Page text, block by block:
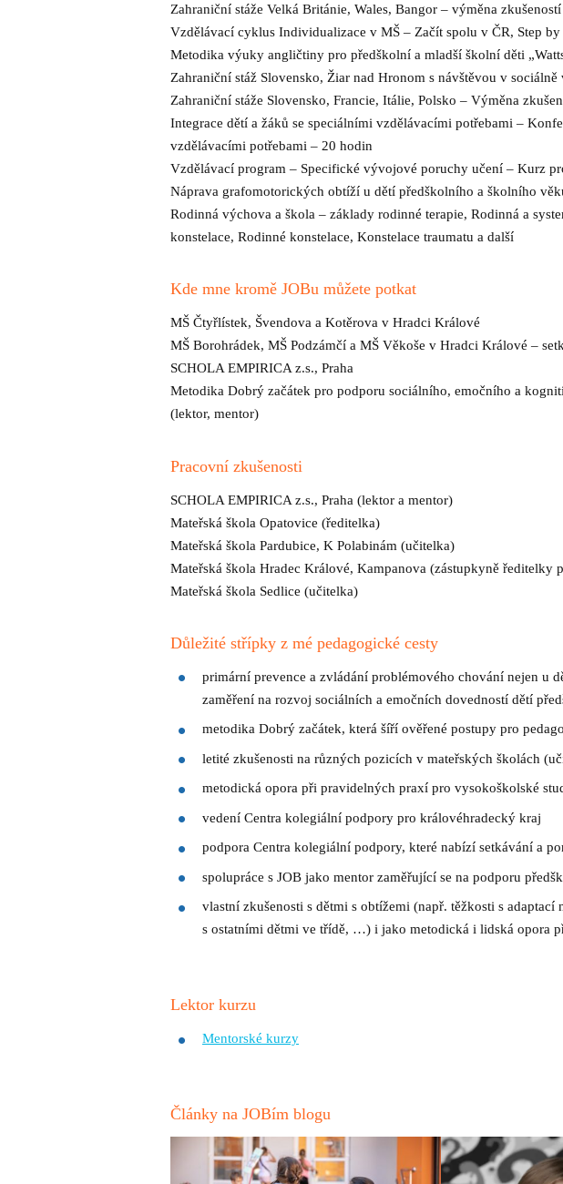
Zahraniční stáže Velká Británie, Wales, Bangor – výměna
Vzdělávací cyklus Individualizace v MŠ – Začít spolu v ČR, Step by
Metodika výuky angličtiny pro předškolní a mladší školní děti
Zahraniční stáž Slovensko, Žiar nad Hronom s návštěvou v
Zahraniční stáže Slovensko, Francie, Itálie, Polsko – Výměna
Integrace dětí a žáků se speciálními vzdělávacími potřebami –
vzdělávacími potřebami – 20 hodin
Vzdělávací program – Specifické vývojové poruchy učení – Kurz
Náprava grafomotorických obtíží u dětí předškolního a školního
Rodinná výchova a škola – základy rodinné terapie, Rodinná a
konstelace, Rodinné konstelace, Konstelace traumatu a další
Kde mne kromě JOBu můžete potkat
MŠ Čtyřlístek, Švendova a Kotěrova v Hradci Králové
MŠ Borohrádek, MŠ Podzámčí a MŠ Věkoše v Hradci Králové –
SCHOLA EMPIRICA z.s., Praha
Metodika Dobrý začátek pro podporu sociálního, emočního a
(lektor, mentor)
Pracovní zkušenosti
SCHOLA EMPIRICA z.s., Praha (lektor a mentor)
Mateřská škola Opatovice (ředitelka)
Mateřská škola Pardubice, K Polabinám (učitelka)
Mateřská škola Hradec Králové, Kampanova (zástupkyně ředitelky
Mateřská škola Sedlice (učitelka)
Důležité střípky z mé pedagogické cesty
primární prevence a zvládání problémového chování nejen u
zaměření na rozvoj sociálních a emočních dovedností dětí
metodika Dobrý začátek, která šíří ověřené postupy pro
letité zkušenosti na různých pozicích v mateřských školách
metodická opora při pravidelných praxí pro vysokoškolské
vedení Centra kolegiální podpory pro královéhradecký kraj
podpora Centra kolegiální podpory, které nabízí setkávání a
spolupráce s JOB jako mentor zaměřující se na podporu
vlastní zkušenosti s dětmi s obtížemi (např. těžkosti s
s ostatními dětmi ve třídě, …) i jako metodická i lidská opora
Lektor kurzu
Mentorské kurzy
Články na JOBím blogu